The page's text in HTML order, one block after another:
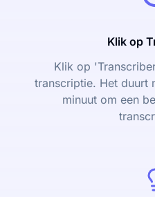
Klik op
Klik op
transcriptie. Het duurt
minuut om een